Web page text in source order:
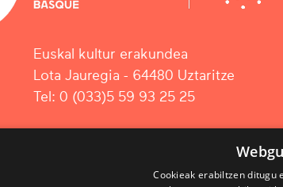
Euskal kultur erakundea
Lota Jauregia - 64480 Uztaritze
Tel: 0 (033)5 59 93 25 25
Cookieak erabiltzen ditugu